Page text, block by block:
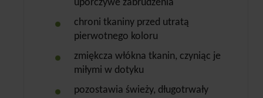
uporczywe zabrudzenia
chroni tkaniny przed utratą
pierwotnego koloru
zmiękcza włókna tkanin, czyniąc je
miłymi w dotyku
pozostawia świeży, długotrwały